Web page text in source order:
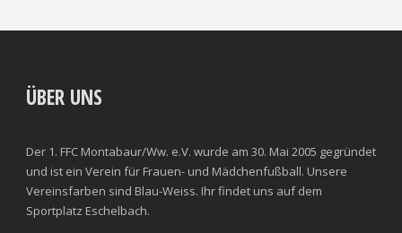
ÜBER UNS
Der 1. FFC Montabaur/Ww. e.V. wurde am 30. Mai 2005 gegründet
und ist ein Verein für Frauen- und Mädchenfußball. Unsere
Vereinsfarben sind Blau-Weiss. Ihr findet uns auf dem
Sportplatz Eschelbach.